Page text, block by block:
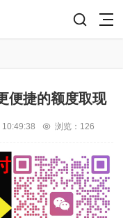
便捷的额度取现
浏览：126